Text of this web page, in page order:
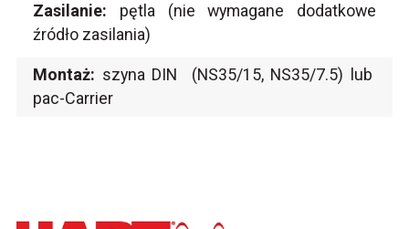
Zasilanie: pętla (nie wymagane dodatkowe
źródło zasilania)
Montaż: szyna DIN (NS35/15, NS35/7.5) lub
pac-Carrier